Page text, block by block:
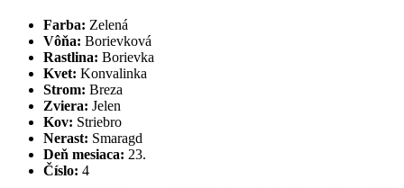
Farba: Zelená
Vôňa: Borievková
Rastlina: Borievka
Kvet: Konvalinka
Strom: Breza
Zviera: Jelen
Kov: Striebro
Nerast: Smaragd
Deň mesiaca: 23.
Číslo: 4